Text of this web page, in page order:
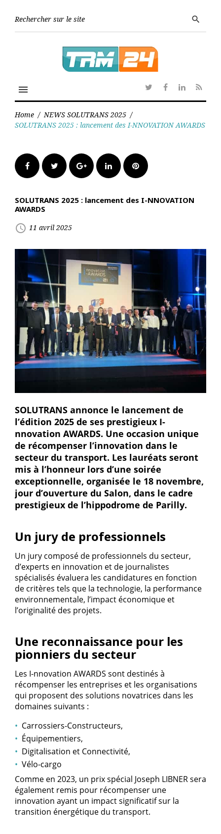
search
menu
TwitterFacebook
Linkedin
RSS
Home / NEWS SOLUTRANS 2025 /
SOLUTRANS 2025 : lancement des I-NNOVATION AWARDS
FacebookTwitter Google+LinkedInPinterest
SOLUTRANS 2025 : lancement des I-NNOVATION
AWARDS
access_time 11 avril 2025
SOLUTRANS annonce le lancement de
l’édition 2025 de ses prestigieux I-
nnovation AWARDS. Une occasion unique
de récompenser l’innovation dans le
secteur du transport. Les lauréats seront
mis à l’honneur lors d’une soirée
exceptionnelle, organisée le 18 novembre,
jour d’ouverture du Salon, dans le cadre
prestigieux de l’hippodrome de Parilly.
Un jury de professionnels
Un jury composé de professionnels du secteur,
d’experts en innovation et de journalistes
spécialisés évaluera les candidatures en fonction
de critères tels que la technologie, la performance
environnementale, l’impact économique et
l’originalité des projets.
Une reconnaissance pour les
pionniers du secteur
Les I-nnovation AWARDS sont destinés à
récompenser les entreprises et les organisations
qui proposent des solutions novatrices dans les
domaines suivants :
Carrossiers-Constructeurs,
Équipementiers,
Digitalisation et Connectivité,
Vélo-cargo
Comme en 2023, un prix spécial Joseph LIBNER sera
également remis pour récompenser une
innovation ayant un impact significatif sur la
transition énergétique du transport.